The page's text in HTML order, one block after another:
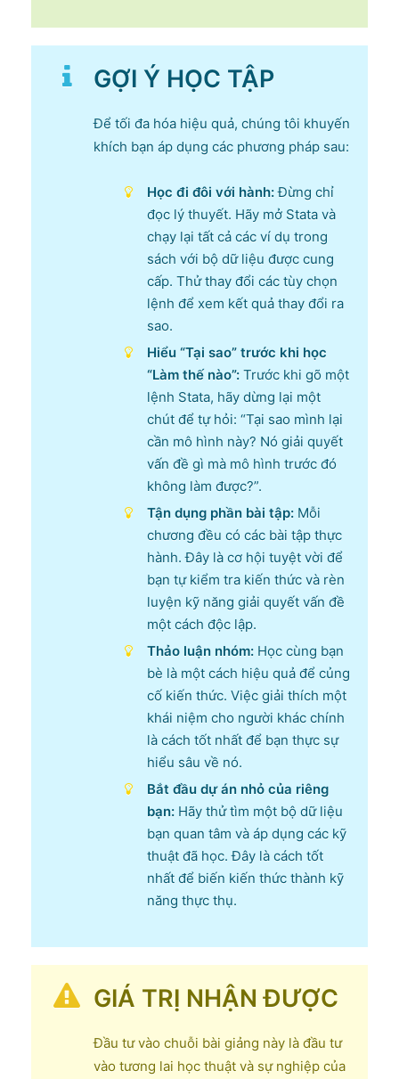
GỢI Ý HỌC TẬP
Để tối đa hóa hiệu quả, chúng tôi khuyến
khích bạn áp dụng các phương pháp sau:
Học đi đôi với hành:Đừng chỉ
đọc lý thuyết. Hãy mở Stata và
chạy lại tất cả các ví dụ trong
sách với bộ dữ liệu được cung
cấp. Thử thay đổi các tùy chọn
lệnh để xem kết quả thay đổi ra
sao.
Hiểu “Tại sao” trước khi học
“Làm thế nào”: Trước khi gõ một
lệnh Stata, hãy dừng lại một
chút để tự hỏi: “Tại sao mình lại
cần mô hình này? Nó giải quyết
vấn đề gì mà mô hình trước đó
không làm được?”.
Tận dụng phần bài tập: Mỗi
chương đều có các bài tập thực
hành. Đây là cơ hội tuyệt vời để
bạn tự kiểm tra kiến thức và rèn
luyện kỹ năng giải quyết vấn đề
một cách độc lập.
Thảo luận nhóm: Học cùng bạn
bè là một cách hiệu quả để củng
cố kiến thức. Việc giải thích một
khái niệm cho người khác chính
là cách tốt nhất để bạn thực sự
hiểu sâu về nó.
Bắt đầu dự án nhỏ của riêng
bạn: Hãy thử tìm một bộ dữ liệu
bạn quan tâm và áp dụng các kỹ
thuật đã học. Đây là cách tốt
nhất để biến kiến thức thành kỹ
năng thực thụ.
GIÁ TRỊ NHẬN ĐƯỢC
Đầu tư vào chuỗi bài giảng này là đầu tư
vào tương lai học thuật và sự nghiệp của